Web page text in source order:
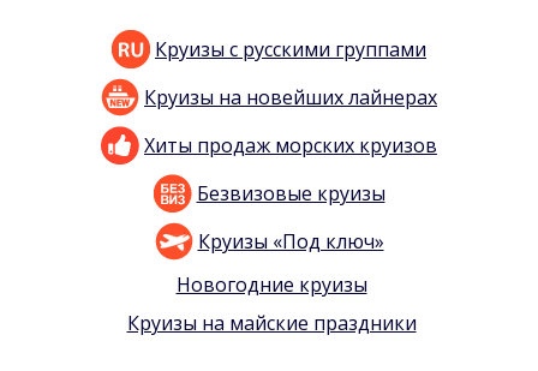
Круизы с русскими группами
Круизы на новейших лайнерах
Хиты продаж морских круизов
Безвизовые круизы
Круизы «Под ключ»
Новогодние круизы
Круизы на майские праздники